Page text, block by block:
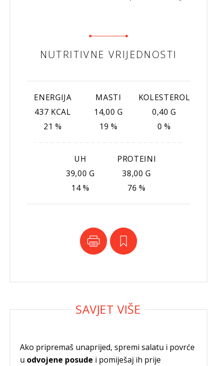
NUTRITIVNE VRIJEDNOSTI
ENERGIJA
437 KCAL
21 %
MASTI
14,00 G
19 %
KOLESTEROL
0,40 G
0 %
UH
39,00 G
14 %
PROTEINI
38,00 G
76 %
Ako pripremaš unaprijed, spremi salatu i povrće
u odvojene posude i pomiješaj ih prije